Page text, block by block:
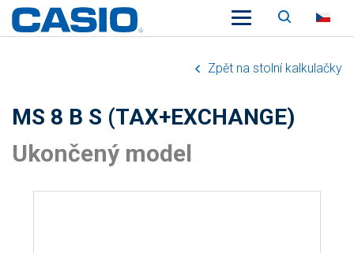
Zpět na stolní kalkulačky
MS 8 B S (TAX+EXCHANGE)
Ukončený model